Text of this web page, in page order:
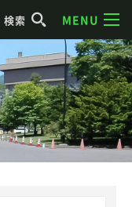
検索 MENU